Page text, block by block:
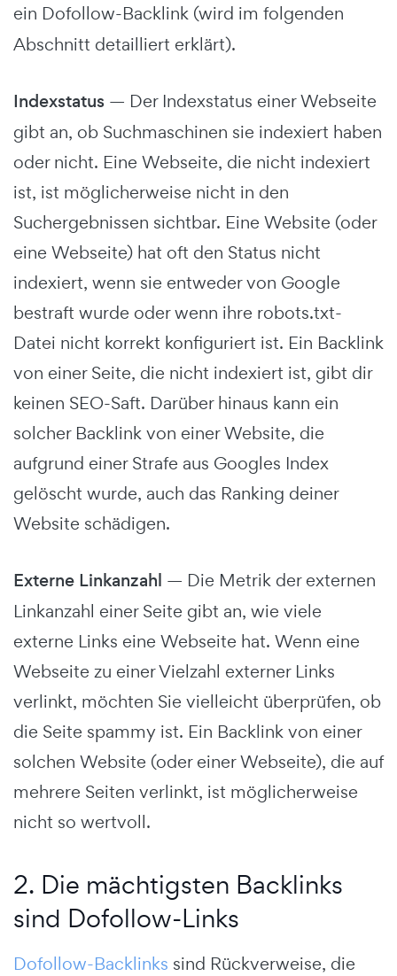
ein Dofollow-Backlink (wird im folgenden
Abschnitt detailliert erklärt).
Indexstatus — Der Indexstatus einer Webseite
gibt an, ob Suchmaschinen sie indexiert haben
oder nicht. Eine Webseite, die nicht indexiert
ist, ist möglicherweise nicht in den
Suchergebnissen sichtbar. Eine Website (oder
eine Webseite) hat oft den Status nicht
indexiert, wenn sie entweder von Google
bestraft wurde oder wenn ihre robots.txt-
Datei nicht korrekt konfiguriert ist. Ein Backlink
von einer Seite, die nicht indexiert ist, gibt dir
keinen SEO-Saft. Darüber hinaus kann ein
solcher Backlink von einer Website, die
aufgrund einer Strafe aus Googles Index
gelöscht wurde, auch das Ranking deiner
Website schädigen.
Externe Linkanzahl — Die Metrik der externen
Linkanzahl einer Seite gibt an, wie viele
externe Links eine Webseite hat. Wenn eine
Webseite zu einer Vielzahl externer Links
verlinkt, möchten Sie vielleicht überprüfen, ob
die Seite spammy ist. Ein Backlink von einer
solchen Website (oder einer Webseite), die auf
mehrere Seiten verlinkt, ist möglicherweise
nicht so wertvoll.
2. Die mächtigsten Backlinks
sind Dofollow-Links
Dofollow-Backlinks sind Rückverweise, die